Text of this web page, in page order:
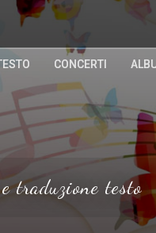
CONCERTI
traduzione testo